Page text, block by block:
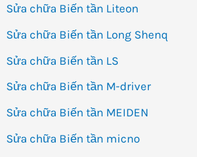
Sửa chữa Biến tần Liteon
Sửa chữa Biến tần Long Shenq
Sửa chữa Biến tần LS
Sửa chữa Biến tần M-driver
Sửa chữa Biến tần MEIDEN
Sửa chữa Biến tần micno